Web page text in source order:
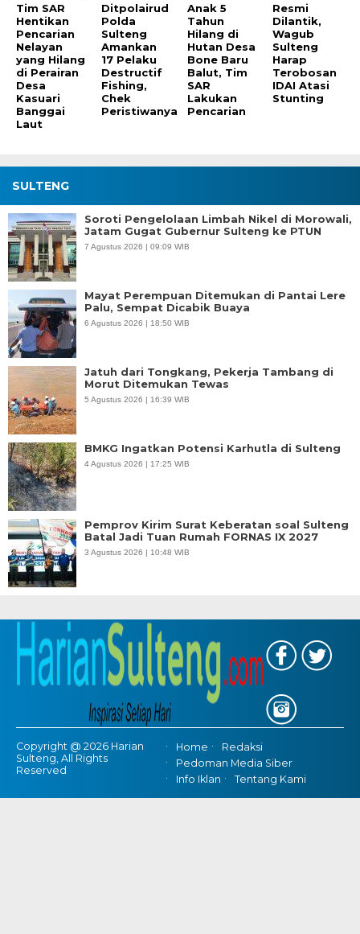
Tim SAR
Hentikan
Pencarian
Nelayan
yang Hilang
di Perairan
Desa
Kasuari
Banggai
Laut
Ditpolairud
Polda
Sulteng
Amankan
17 Pelaku
Destructif
Fishing,
Chek
Peristiwanya
Anak 5
Tahun
Hilang di
Hutan Desa
Bone Baru
Balut, Tim
SAR
Lakukan
Pencarian
Resmi
Dilantik,
Wagub
Sulteng
Harap
Terobosan
IDAI Atasi
Stunting
SULTENG
Soroti Pengelolaan Limbah Nikel di Morowali,
Jatam Gugat Gubernur Sulteng ke PTUN
7 Agustus 2026 | 09:09 WIB
Mayat Perempuan Ditemukan di Pantai Lere
Palu, Sempat Dicabik Buaya
6 Agustus 2026 | 18:50 WIB
Jatuh dari Tongkang, Pekerja Tambang di
Morut Ditemukan Tewas
5 Agustus 2026 | 16:39 WIB
BMKG Ingatkan Potensi Karhutla di Sulteng
4 Agustus 2026 | 17:25 WIB
Pemprov Kirim Surat Keberatan soal Sulteng
Batal Jadi Tuan Rumah FORNAS IX 2027
3 Agustus 2026 | 10:48 WIB
Copyright @ 2026 Harian
Sulteng, All Rights
Reserved
Home
Redaksi
Pedoman Media Siber
Info Iklan
Tentang Kami